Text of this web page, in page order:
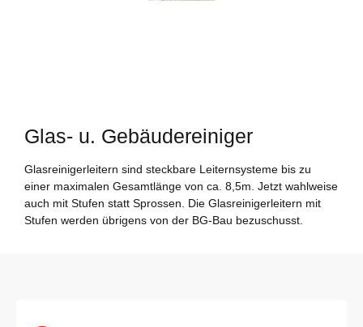
Glas- u. Gebäudereiniger
Glasreinigerleitern sind steckbare Leiternsysteme bis zu
einer maximalen Gesamtlänge von ca. 8,5m. Jetzt wahlweise
auch mit Stufen statt Sprossen. Die Glasreinigerleitern mit
Stufen werden übrigens von der BG-Bau bezuschusst.